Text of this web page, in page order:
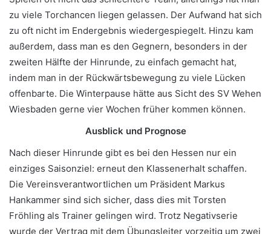
zu viele Torchancen liegen gelassen. Der Aufwand hat sich
zu oft nicht im Endergebnis wiedergespiegelt. Hinzu kam
außerdem, dass man es den Gegnern, besonders in der
zweiten Hälfte der Hinrunde, zu einfach gemacht hat,
indem man in der Rückwärtsbewegung zu viele Lücken
offenbarte. Die Winterpause hätte aus Sicht des SV Wehen
Wiesbaden gerne vier Wochen früher kommen können.
Ausblick und Prognose
Nach dieser Hinrunde gibt es bei den Hessen nur ein
einziges Saisonziel: erneut den Klassenerhalt schaffen.
Die Vereinsverantwortlichen um Präsident Markus
Hankammer sind sich sicher, dass dies mit Torsten
Fröhling als Trainer gelingen wird. Trotz Negativserie
wurde der Vertrag mit dem Übungsleiter vorzeitig um zwei